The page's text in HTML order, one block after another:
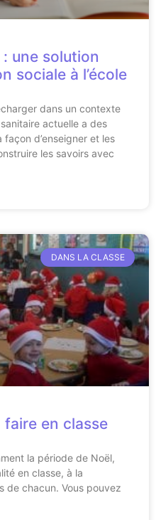
une solution
sociale à l’école
dans un contexte
actuelle a des
d’enseigner et les
les savoirs avec
DANS LA CLASSE
en classe
la période de Noël,
en classe, à la
de chacun. Vous pouvez